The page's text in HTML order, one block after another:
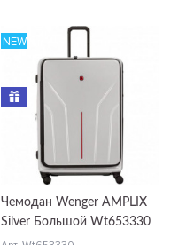
Чемодан Wenger AMPLIX
Silver Большой Wt653330
NEW